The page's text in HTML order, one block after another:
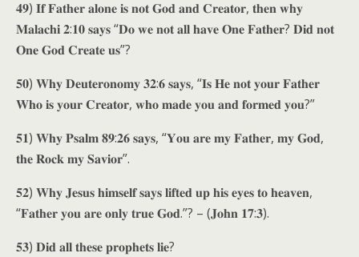
𝟒𝟗) 𝐈𝐟 𝐅𝐚𝐭𝐡𝐞𝐫 𝐚𝐥𝐨𝐧𝐞 𝐢𝐬 𝐧𝐨𝐭 𝐆𝐨𝐝 𝐚𝐧𝐝 𝐂𝐫𝐞𝐚𝐭𝐨𝐫, 𝐭𝐡𝐞𝐧 𝐰𝐡𝐲
𝐌𝐚𝐥𝐚𝐜𝐡𝐢 𝟐:𝟏𝟎 𝐬𝐚𝐲𝐬 “𝐃𝐨 𝐰𝐞 𝐧𝐨𝐭 𝐚𝐥𝐥 𝐡𝐚𝐯𝐞 𝐎𝐧𝐞 𝐅𝐚𝐭𝐡𝐞𝐫? 𝐃𝐢𝐝 𝐧𝐨𝐭
𝐎𝐧𝐞 𝐆𝐨𝐝 𝐂𝐫𝐞𝐚𝐭𝐞 𝐮𝐬”?
𝟓𝟎) 𝐖𝐡𝐲 𝐃𝐞𝐮𝐭𝐞𝐫𝐨𝐧𝐨𝐦𝐲 𝟑𝟐:𝟔 𝐬𝐚𝐲𝐬, “𝐈𝐬 𝐇𝐞 𝐧𝐨𝐭 𝐲𝐨𝐮𝐫 𝐅𝐚𝐭𝐡𝐞𝐫
𝐖𝐡𝐨 𝐢𝐬 𝐲𝐨𝐮𝐫 𝐂𝐫𝐞𝐚𝐭𝐨𝐫, 𝐰𝐡𝐨 𝐦𝐚𝐝𝐞 𝐲𝐨𝐮 𝐚𝐧𝐝 𝐟𝐨𝐫𝐦𝐞𝐝 𝐲𝐨𝐮?”
𝟓𝟏) 𝐖𝐡𝐲 𝐏𝐬𝐚𝐥𝐦 𝟖𝟗:𝟐𝟔 𝐬𝐚𝐲𝐬, “𝐘𝐨𝐮 𝐚𝐫𝐞 𝐦𝐲 𝐅𝐚𝐭𝐡𝐞𝐫, 𝐦𝐲 𝐆𝐨𝐝,
𝐭𝐡𝐞 𝐑𝐨𝐜𝐤 𝐦𝐲 𝐒𝐚𝐯𝐢𝐨𝐫”.
𝟓𝟐) 𝐖𝐡𝐲 𝐉𝐞𝐬𝐮𝐬 𝐡𝐢𝐦𝐬𝐞𝐥𝐟 𝐬𝐚𝐲𝐬 𝐥𝐢𝐟𝐭𝐞𝐝 𝐮𝐩 𝐡𝐢𝐬 𝐞𝐲𝐞𝐬 𝐭𝐨 𝐡𝐞𝐚𝐯𝐞𝐧,
“𝐅𝐚𝐭𝐡𝐞𝐫 𝐲𝐨𝐮 𝐚𝐫𝐞 𝐨𝐧𝐥𝐲 𝐭𝐫𝐮𝐞 𝐆𝐨𝐝.”? – (𝐉𝐨𝐡𝐧 𝟏𝟕:𝟑).
𝟓𝟑) 𝐃𝐢𝐝 𝐚𝐥𝐥 𝐭𝐡𝐞𝐬𝐞 𝐩𝐫𝐨𝐩𝐡𝐞𝐭𝐬 𝐥𝐢𝐞?